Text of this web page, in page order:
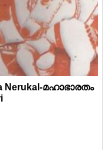
Nerukal-മഹാഭാരതം